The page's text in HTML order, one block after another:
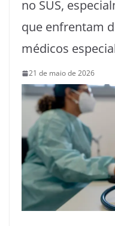
no SUS,
que enfrentam
médicos
21 de maio de 2026